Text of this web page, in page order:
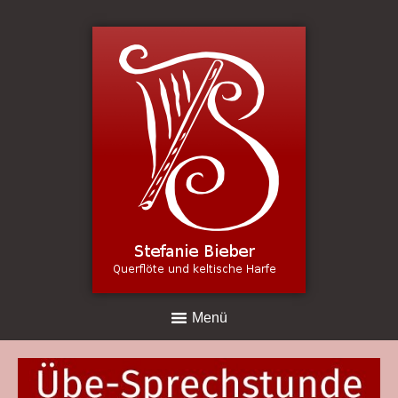
Menü
Harfe - Lernen, Spielen , Hören
Shop für Noten und Online-Kurse
1:1 Unterricht - Live und Online
Individuelle Feedback Videos